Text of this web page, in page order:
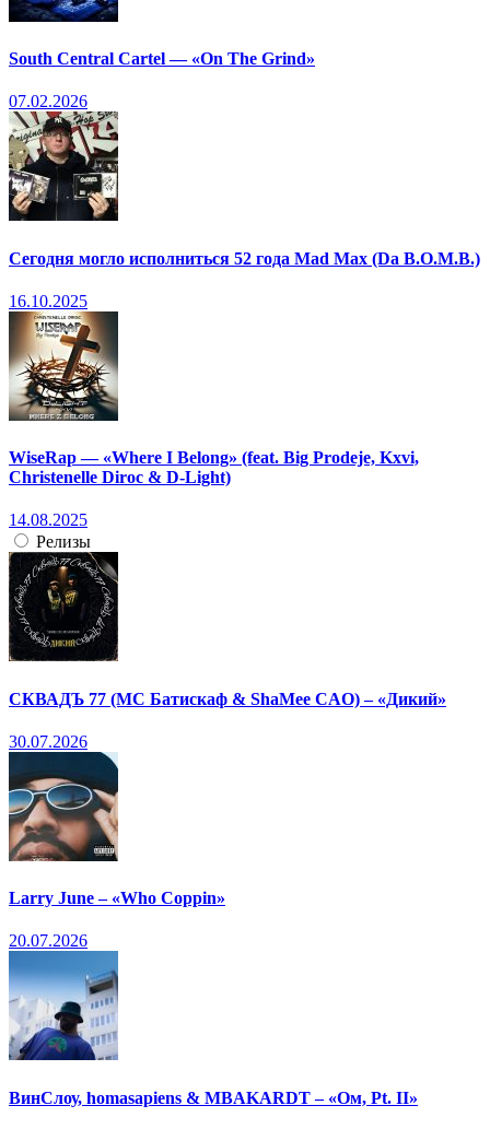
South Central Cartel — «On The Grind»
07.02.2026
Сегодня могло исполниться 52 года Mad Max (Da B.O.M.B.)
16.10.2025
WiseRap — «Where I Belong» (feat. Big Prodeje, Kxvi,
Christenelle Diroc & D-Light)
14.08.2025
Релизы
СКВАДЪ 77 (МС Батискаф & ShaMee CAO) – «Дикий»
30.07.2026
Larry June – «Who Coppin»
20.07.2026
ВинСлоу, homasapiens & MBAKARDT – «Ом, Pt. II»